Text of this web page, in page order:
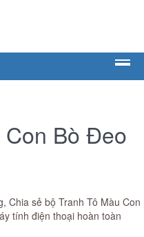
Bò Đeo
Chia sẻ bộ Tranh Tô Màu Con
tính điện thoại hoàn toàn